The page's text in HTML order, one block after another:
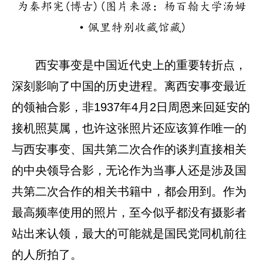
为秦邦宪(博古)(图片来源：杨百翰大学汤姆
·佩里特别收藏馆藏)
‌西安事变是中国近代史上的重要转折点，
深刻影响了中国的历史进程。离西安事变最近
的领袖合影，非1937年4月2日周恩来回延安的
接机照莫属，也许这张照片还应该算作唯一的
与西安事变、国共第二次合作的谈判直接相关
的中央领导合影，无论作为当事人还是涉及国
共第二次合作的相关书籍中，都会用到。作为
最高频率使用的照片，至今似乎都没有摄影者
站出来认领，最大的可能就是国民党同机前往
的人所拍了。